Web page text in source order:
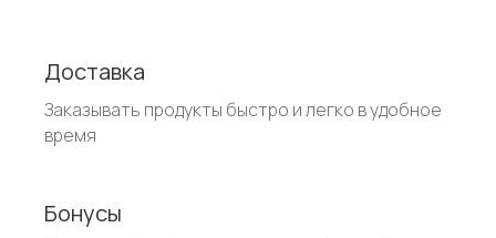
Доставка
Заказывать продукты быстро и легко в удобное
время
Бонусы